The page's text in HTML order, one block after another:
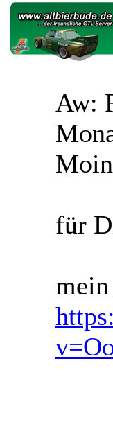
Aw:
für